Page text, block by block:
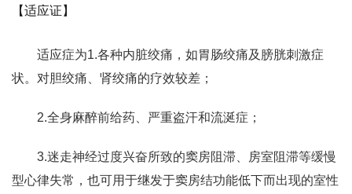
【适应证】
适应症为1.各种内脏绞痛，如胃肠绞痛及膀胱刺激症
状。对胆绞痛、肾绞痛的疗效较差；
2.全身麻醉前给药、严重盗汗和流涎症；
3.迷走神经过度兴奋所致的窦房阻滞、房室阻滞等缓慢
型心律失常，也可用于继发于窦房结功能低下而出现的室性